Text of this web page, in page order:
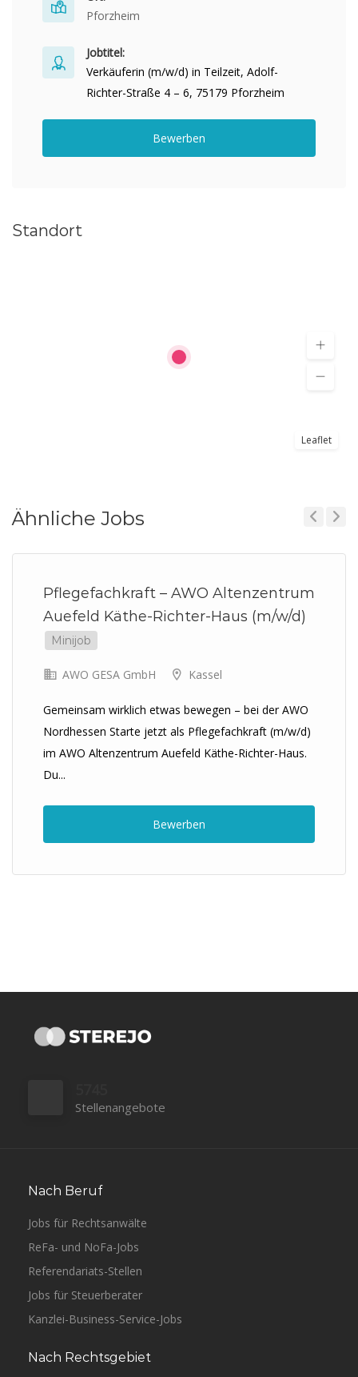
Pforzheim
Jobtitel:
Verkäuferin (m/w/d) in Teilzeit, Adolf-
Richter-Straße 4 – 6, 75179 Pforzheim
Bewerben
Standort
Leaflet
Ähnliche Jobs
Pflegefachkraft – AWO Altenzentrum
Auefeld Käthe-Richter-Haus (m/w/d)
Minijob
AWO GESA GmbH Kassel
Gemeinsam wirklich etwas bewegen – bei der AWO
Nordhessen Starte jetzt als Pflegefachkraft (m/w/d)
im AWO Altenzentrum Auefeld Käthe-Richter-Haus.
Du...
Bewerben
Stellenangebote
Nach Beruf
Jobs für Rechtsanwälte
ReFa- und NoFa-Jobs
Referendariats-Stellen
Jobs für Steuerberater
Kanzlei-Business-Service-Jobs
Nach Rechtsgebiet